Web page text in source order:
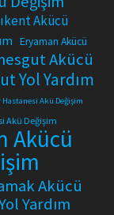
Akücü
Eryaman Akücü
Akücü
Yol Yardım
Akü Değişim
Akü Değişim
Akücü
Akücü
Yardım